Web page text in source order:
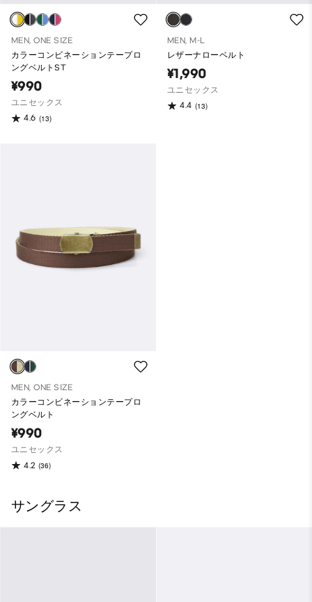
MEN, ONE SIZE
カラーコンビネーションテープロ
ングベルトST
¥990
ユニセックス
4.6 (13)
MEN, M-L
レザーナローベルト
¥1,990
ユニセックス
4.4 (13)
MEN, ONE SIZE
カラーコンビネーションテープロ
ングベルト
¥990
ユニセックス
4.2 (36)
サングラス